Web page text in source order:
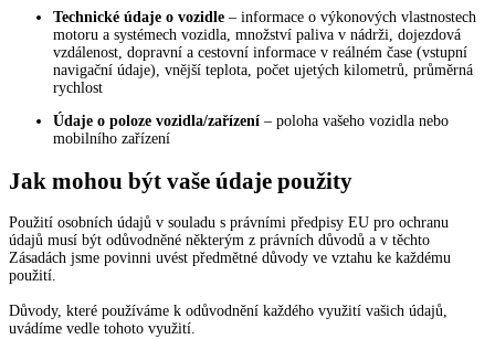
Technické údaje o vozidle – informace o výkonových vlastnostech
motoru a systémech vozidla, množství paliva v nádrži, dojezdová
vzdálenost, dopravní a cestovní informace v reálném čase (vstupní
navigační údaje), vnější teplota, počet ujetých kilometrů, průměrná
rychlost
Údaje o poloze vozidla/zařízení – poloha vašeho vozidla nebo
mobilního zařízení
Jak mohou být vaše údaje použity
Použití osobních údajů v souladu s právními předpisy EU pro ochranu
údajů musí být odůvodněné některým z právních důvodů a v těchto
Zásadách jsme povinni uvést předmětné důvody ve vztahu ke každému
použití.
Důvody, které používáme k odůvodnění každého využití vašich údajů,
uvádíme vedle tohoto využití.